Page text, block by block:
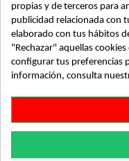
SubAlmacén
SubSubAlmacén
ID: 802957
Fecha disponible: 2022-
Descripción
Recambio de motor
propias y de terceros para
publicidad relacionada con
elaborado con tus hábitos
"Rechazar" aquellas
configurar tus preferencias
información, consulta